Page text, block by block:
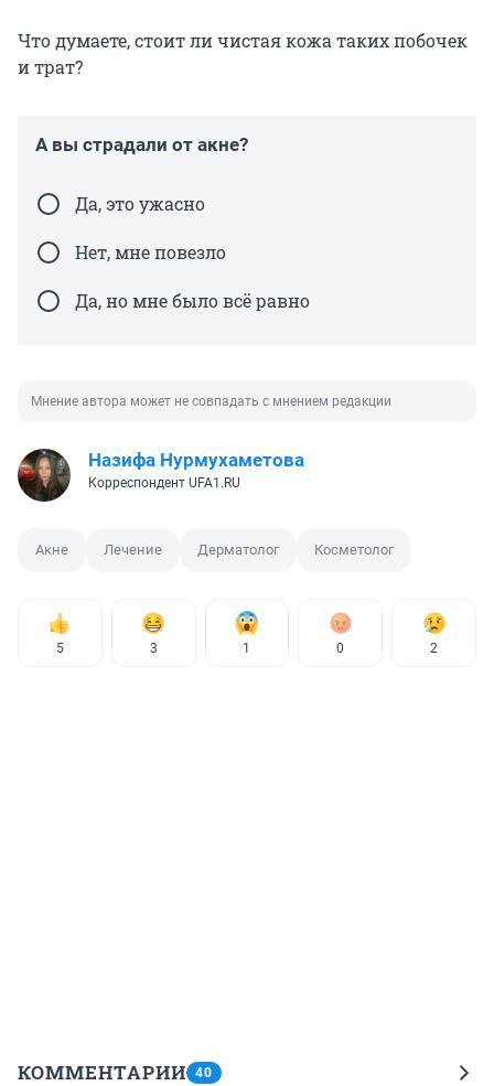
Что думаете, стоит ли чистая кожа таких побочек
и трат?
А вы страдали от акне?
Да, это ужасно
Нет, мне повезло
Да, но мне было всё равно
Мнение автора может не совпадать с мнением редакции
Назифа Нурмухаметова
Корреспондент UFA1.RU
Акне Лечение Дерматолог Косметолог
5 3 1 0 2
КОММЕНТАРИИ 40